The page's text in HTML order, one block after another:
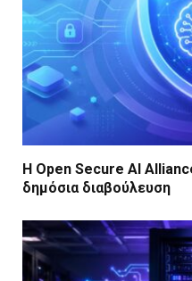
Η Open Secure AI
δημόσια διαβούλευση